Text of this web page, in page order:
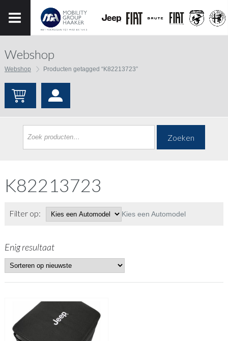
Webshop
Webshop Producten getagged “K82213723”
Zoeken
K82213723
Filter op: Kies een Automodel
Enig resultaat